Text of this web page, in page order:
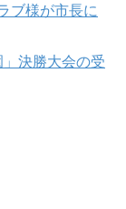
ブ様が市長に
決勝大会の受